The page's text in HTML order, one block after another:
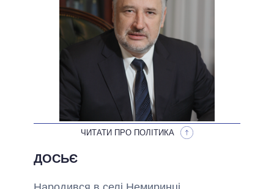
ОБІЦЯНКИ У ПРОЦЕСІ
ВСІ ОБІЦЯНКИ
АРХІВНІ ОБІЦЯНКИ
ЧИТАТИ ПРО ПОЛІТИКА
ДОСЬЄ